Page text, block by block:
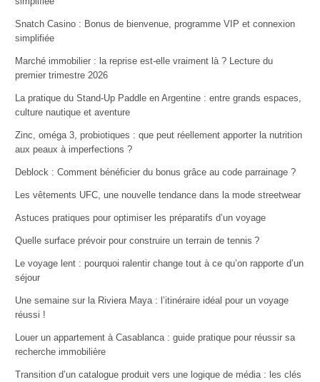
Snatch Casino : Bonus de bienvenue, programme VIP et connexion
simplifiée
Marché immobilier : la reprise est-elle vraiment là ? Lecture du
premier trimestre 2026
La pratique du Stand-Up Paddle en Argentine : entre grands espaces,
culture nautique et aventure
Zinc, oméga 3, probiotiques : que peut réellement apporter la nutrition
aux peaux à imperfections ?
Deblock : Comment bénéficier du bonus grâce au code parrainage ?
Les vêtements UFC, une nouvelle tendance dans la mode streetwear
Astuces pratiques pour optimiser les préparatifs d’un voyage
Quelle surface prévoir pour construire un terrain de tennis ?
Le voyage lent : pourquoi ralentir change tout à ce qu’on rapporte d’un
séjour
Une semaine sur la Riviera Maya : l’itinéraire idéal pour un voyage
réussi !
Louer un appartement à Casablanca : guide pratique pour réussir sa
recherche immobilière
Transition d’un catalogue produit vers une logique de média : les clés